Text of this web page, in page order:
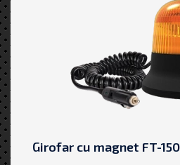
Girofar cu magnet FT-